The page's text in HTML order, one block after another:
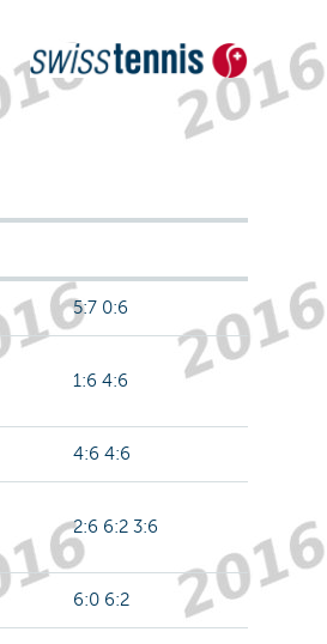
5:7 0:6
1:6 4:6
4:6 4:6
2:6 6:2 3:6
6:0 6:2